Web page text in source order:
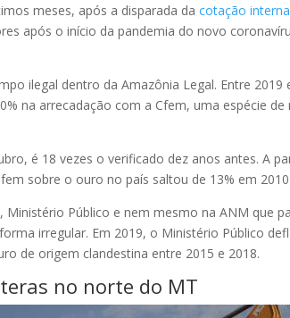
meses, após a disparada dacotação
após o início da pandemia do novo
ilegal dentro da Amazônia Legal. Entre 2019
na arrecadação com a Cfem, uma espécie
é 18 vezes o verificado dez anos antes. A
sobre o ouro no país saltou de 13% em
Público e nem mesmo na ANM que
irregular. Em 2019, o Ministério Público
de origem clandestina entre 2015 e 2018.
no norte do MT